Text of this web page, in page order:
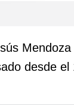
Mendoza
desde el